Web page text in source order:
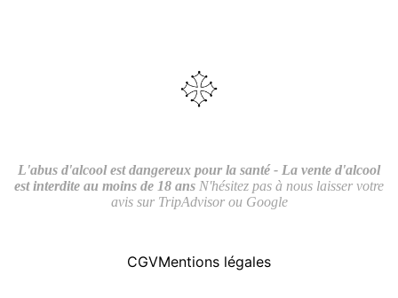
L'abus d'alcool est dangereux pour la santé - La vente d'alcool
est interdite au moins de 18 ans N'hésitez pas à nous laisser votre
avis sur TripAdvisor ou Google
CGVMentions légales